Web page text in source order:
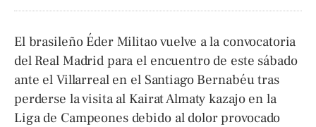
El brasileño Éder Militao vuelve a la convocatoria
del Real Madrid para el encuentro de este sábado
ante el Villarreal en el Santiago Bernabéu tras
perderse la visita al Kairat Almaty kazajo en la
Liga de Campeones debido al dolor provocado